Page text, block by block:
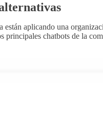
están aplicando una
principales chatbots de la